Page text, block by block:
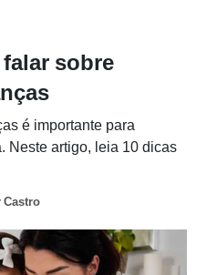
sobre
é importante para
Neste artigo, leia 10 dicas
Castro